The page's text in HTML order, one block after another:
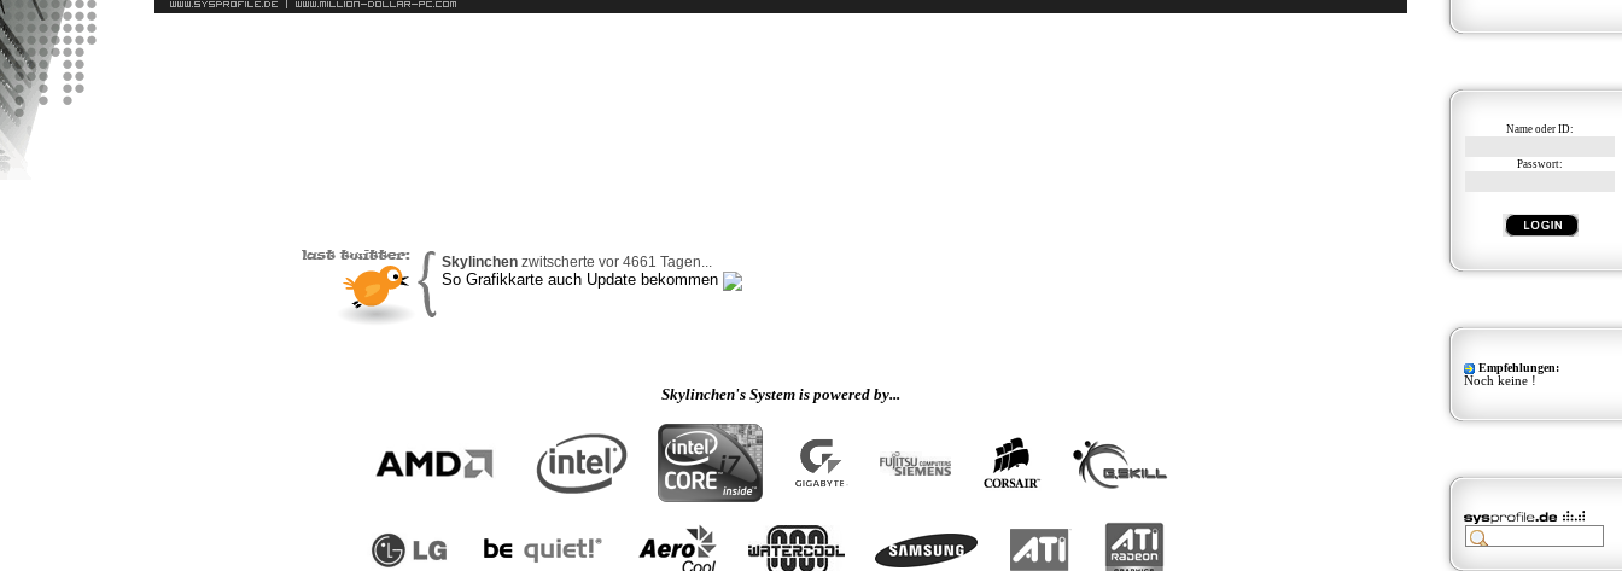
Skylinchenzwitscherte vor 4661 Tagen...
So Grafikkarte auch Update bekommen
Skylinchen's System is powered by...
Name oder ID:
Passwort:
Empfehlungen:
Noch keine !